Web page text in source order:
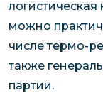
логистическая
можно
числе термо-
также
партии.